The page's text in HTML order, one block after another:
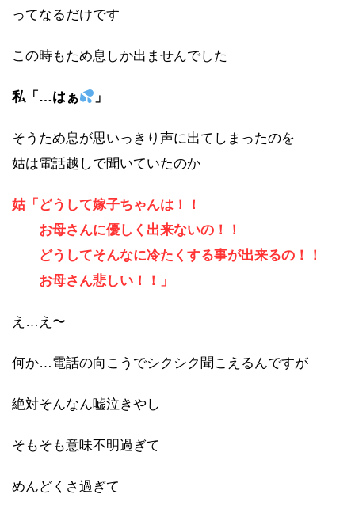
ってなるだけです
この時もため息しか出ませんでした
私「…はぁ 」
そうため息が思いっきり声に出てしまったのを
姑は電話越しで聞いていたのか
姑「どうして嫁子ちゃんは！！
お母さんに優しく出来ないの！！
どうしてそんなに冷たくする事が出来るの！！
お母さん悲しい！！」
え…え〜
何か…電話の向こうでシクシク聞こえるんですが
絶対そんなん嘘泣きやし
そもそも意味不明過ぎて
めんどくさ過ぎて